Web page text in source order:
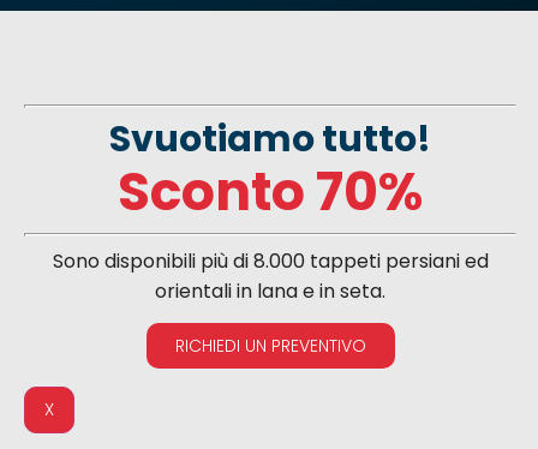
Svuotiamo tutto!
Sconto 70%
Sono disponibili più di 8.000 tappeti persiani ed
orientali in lana e in seta.
RICHIEDI UN PREVENTIVO
X